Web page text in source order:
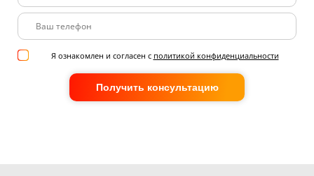
Я ознакомлен и согласен с политикой конфиденциальности
Получить консультацию